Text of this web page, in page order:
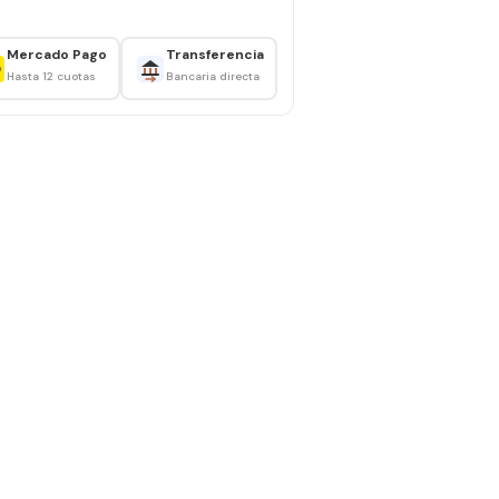
Mercado Pago
Hasta 12 cuotas
Transferencia
Bancaria directa